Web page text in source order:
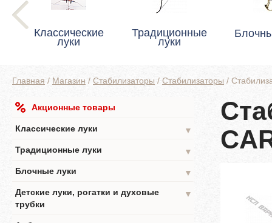
Классические
луки
Традиционные
луки
Главная / Магазин / Стабилизаторы / Стабилизаторы /
Акционные товары
Классические луки
▼
Традиционные луки
▼
Блочные луки
▼
Детские луки, рогатки и духовые
трубки
▼